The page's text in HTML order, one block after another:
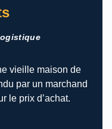
vieille maison de
par un marchand
le prix d’achat.